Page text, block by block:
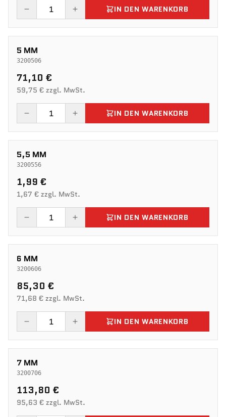
IN DEN WARENKORB
5 MM
3200506
71,10 €
59,75 € zzgl. MwSt.
IN DEN WARENKORB
5,5 MM
3200556
1,99 €
1,67 € zzgl. MwSt.
IN DEN WARENKORB
6 MM
3200606
85,30 €
71,68 € zzgl. MwSt.
IN DEN WARENKORB
7 MM
3200706
113,80 €
95,63 € zzgl. MwSt.